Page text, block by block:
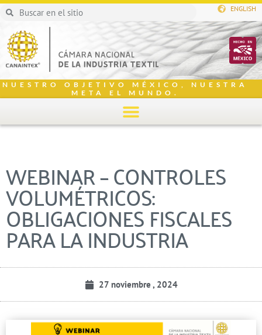
ENGLISH
NUESTRO OBJETIVO MÉXICO, NUESTRA
META EL MUNDO.
WEBINAR – CONTROLES
VOLUMÉTRICOS:
OBLIGACIONES FISCALES
PARA LA INDUSTRIA
27 noviembre , 2024